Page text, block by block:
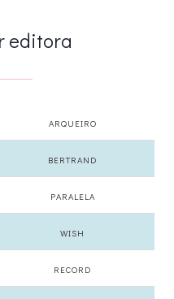
editora
ARQUEIRO
BERTRAND
PARALELA
WISH
RECORD